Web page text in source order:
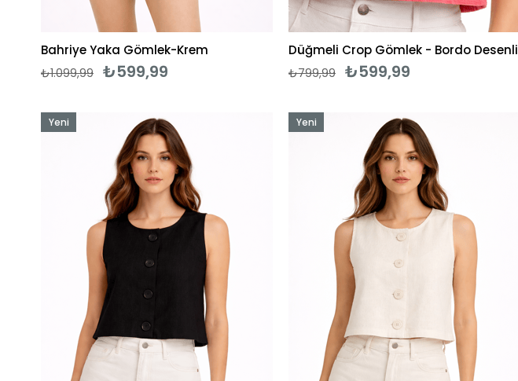
Bahriye Yaka Gömlek-Krem
₺599,99
₺1.099,99
Düğmeli Crop Gömlek - Bordo Desenli
₺599,99
₺799,99
Yeni
Yeni